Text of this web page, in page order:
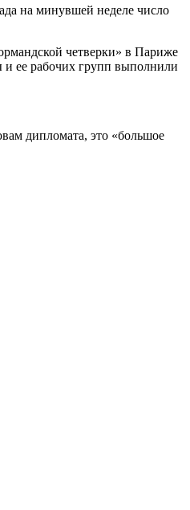
на минувшей неделе число
четверки» в Париже
и ее рабочих групп выполнили
дипломата, это «большое